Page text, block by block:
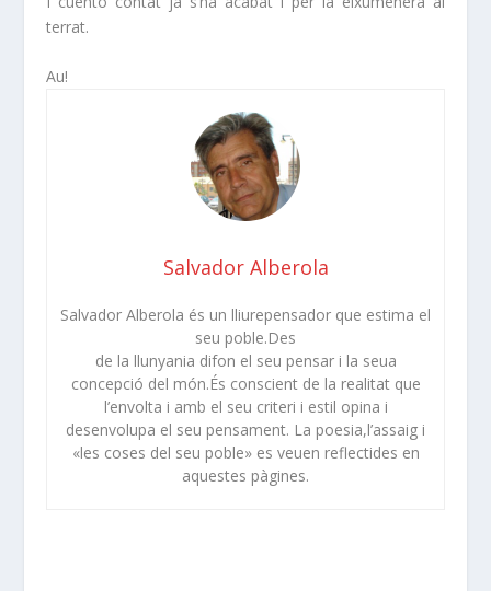
terrat.
Au!
Salvador Alberola
Salvador Alberola és un lliurepensador que estima el
seu poble.Des
de la llunyania difon el seu pensar i la seua
concepció del món.És conscient de la realitat que
l’envolta i amb el seu criteri i estil opina i
desenvolupa el seu pensament. La poesia,l’assaig i
«les coses del seu poble» es veuen reflectides en
aquestes pàgines.